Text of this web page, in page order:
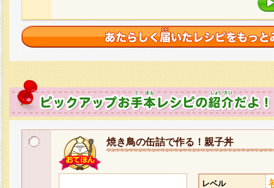
焼き鳥の缶詰で作る！親子丼
レベル